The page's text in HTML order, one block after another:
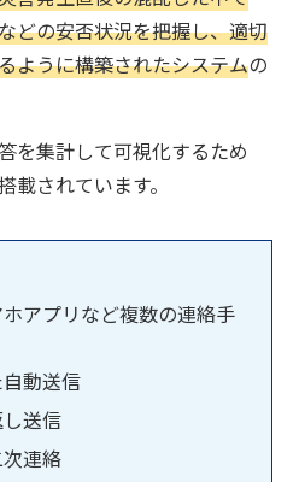
どの安否状況を把握し、適切
ように構築されたシステムの
を集計して可視化するため
載されています。
アプリなど複数の連絡手
動送信
送信
連絡